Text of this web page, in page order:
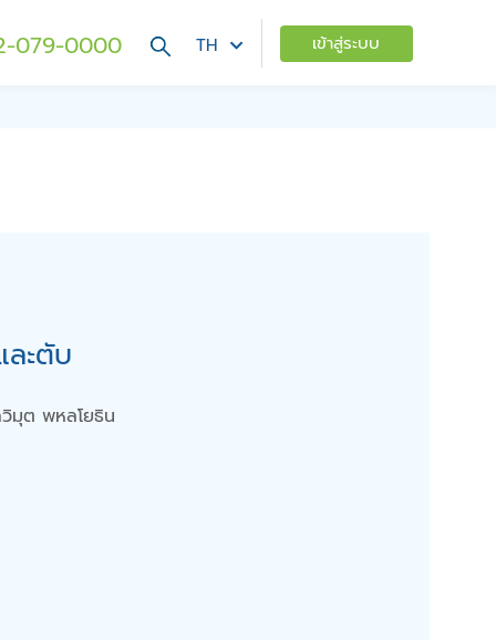
079-0000 TH เข้าสู่ระบบ
ละตับ
มุต พหลโยธิน